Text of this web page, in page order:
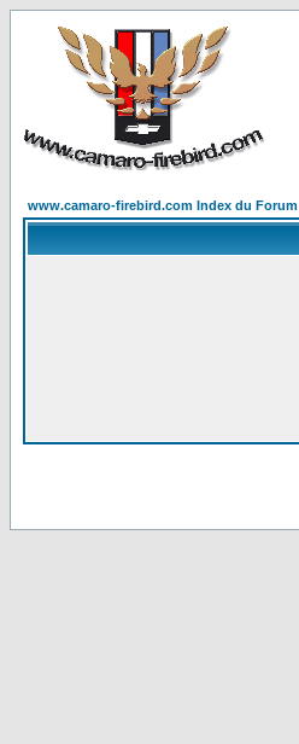
www.camaro-firebird.com Index du Forum